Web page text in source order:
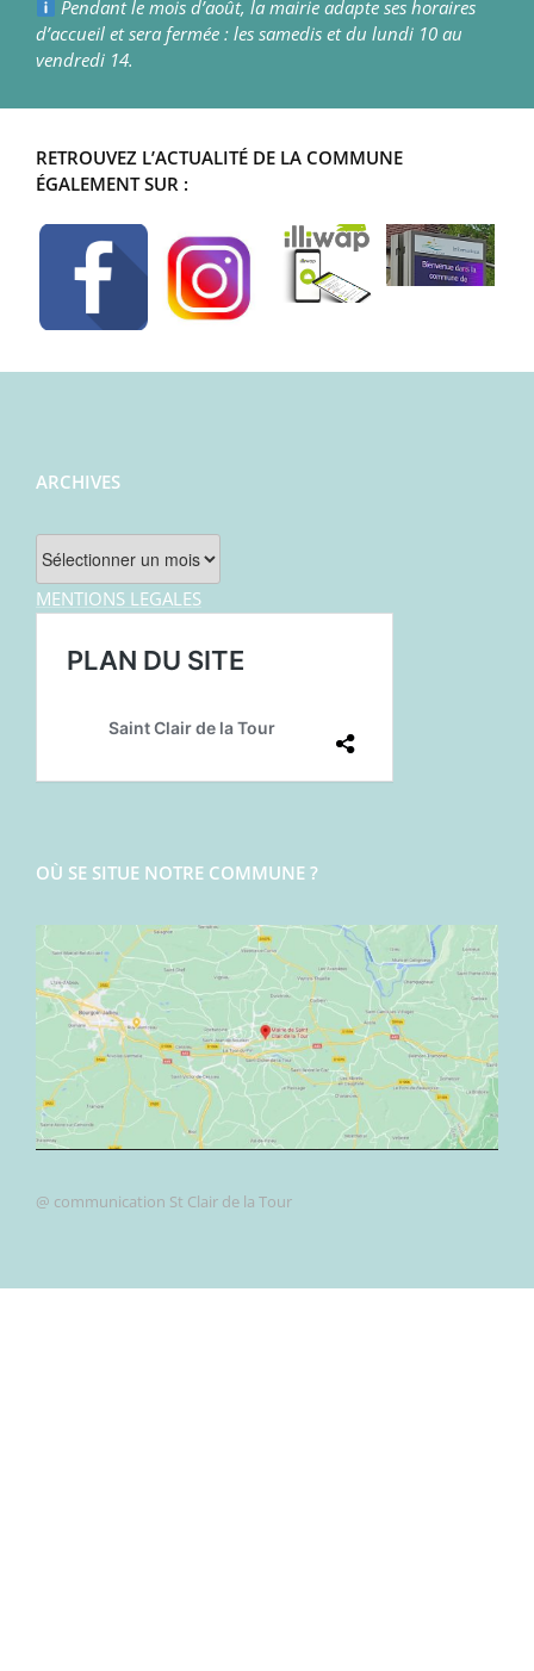
Pendant le mois d’août, la mairie adapte ses horaires
d’accueil et sera fermée : les samedis et du lundi 10 au
vendredi 14.
RETROUVEZ L’ACTUALITÉ DE LA COMMUNE
ÉGALEMENT SUR :
ARCHIVES
Archives
MENTIONS LEGALES
OÙ SE SITUE NOTRE COMMUNE ?
@ communication St Clair de la Tour